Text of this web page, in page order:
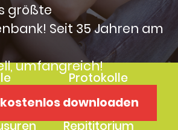
größte
Seit 35 Jahren am
umfangreich!
downloaden
Protokolle
Repititorium